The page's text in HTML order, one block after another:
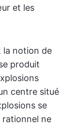
et les
la notion de
produit
centre situé
se
rationnel ne